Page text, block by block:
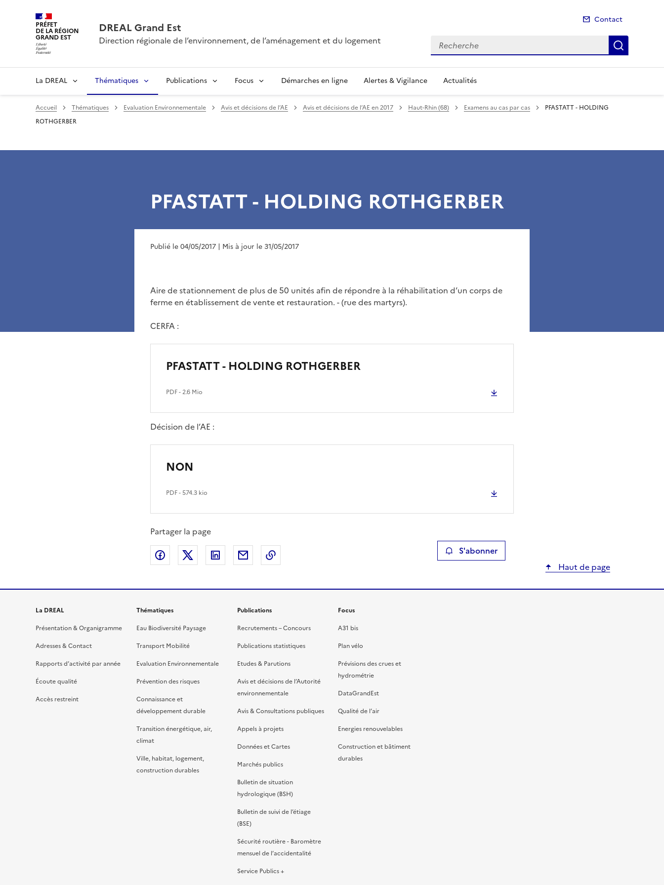
PRÉFET
DE LA RÉGION
GRAND EST
DREAL Grand Est
Direction régionale de l’environnement, de l’aménagement et du logement
Contact
Recherche
La DREAL Thématiques Publications Focus Démarches en ligne Alertes & Vigilance Actualités
Accueil Thématiques Evaluation Environnementale Avis et décisions de l’AE Avis et décisions de l’AE en 2017 Haut-Rhin (68) Examens au cas par cas
PFASTATT - HOLDING
ROTHGERBER
PFASTATT - HOLDING ROTHGERBER
Publié le 04/05/2017 | Mis à jour le 31/05/2017
Aire de stationnement de plus de 50 unités afin de répondre à la réhabilitation d’un corps de
ferme en établissement de vente et restauration. - (rue des martyrs).
CERFA :
PFASTATT - HOLDING ROTHGERBER
PDF- 2.6 Mio
Décision de l’AE :
NON
PDF- 574.3 kio
Partager la page
Partager sur Facebook
Partager sur XPartager sur LinkedIn
Partager par emailCopier le lien de la page dans le presse-papier S'abonner
Haut de page
La DREAL
Présentation & Organigramme
Adresses & Contact
Rapports d’activité par année
Écoute qualité
Accès restreint
Thématiques
Eau Biodiversité Paysage
Transport Mobilité
Evaluation Environnementale
Prévention des risques
Connaissance et
développement durable
Transition énergétique, air,
climat
Ville, habitat, logement,
construction durables
Publications
Recrutements – Concours
Publications statistiques
Etudes & Parutions
Avis et décisions de l’Autorité
environnementale
Avis & Consultations publiques
Appels à projets
Données et Cartes
Marchés publics
Bulletin de situation
hydrologique (BSH)
Bulletin de suivi de l’étiage
(BSE)
Sécurité routière - Baromètre
mensuel de l’accidentalité
Service Publics +
Focus
A31 bis
Plan vélo
Prévisions des crues et
hydrométrie
DataGrandEst
Qualité de l’air
Energies renouvelables
Construction et bâtiment
durables